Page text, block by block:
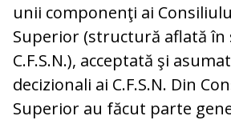
unii componenţi ai
Superior (structură aflată în
C.F.S.N.), acceptată şi
decizionali ai C.F.S.N. Din
Superior au făcut parte